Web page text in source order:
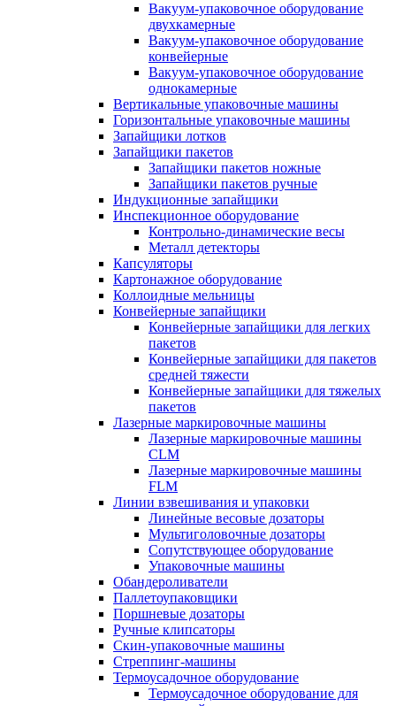
Вакуум-упаковочное оборудование
двухкамерные
Вакуум-упаковочное оборудование
конвейерные
Вакуум-упаковочное оборудование
однокамерные
Вертикальные упаковочные машины
Горизонтальные упаковочные машины
Запайщики лотков
Запайщики пакетов
Запайщики пакетов ножные
Запайщики пакетов ручные
Индукционные запайщики
Инспекционное оборудование
Контрольно-динамические весы
Металл детекторы
Капсуляторы
Картонажное оборудование
Коллоидные мельницы
Конвейерные запайщики
Конвейерные запайщики для легких
пакетов
Конвейерные запайщики для пакетов
средней тяжести
Конвейерные запайщики для тяжелых
пакетов
Лазерные маркировочные машины
Лазерные маркировочные машины
CLM
Лазерные маркировочные машины
FLM
Линии взвешивания и упаковки
Линейные весовые дозаторы
Мультиголовочные дозаторы
Сопутствующее оборудование
Упаковочные машины
Обандероливатели
Паллетоупаковщики
Поршневые дозаторы
Ручные клипсаторы
Скин-упаковочные машины
Стреппинг-машины
Термоусадочное оборудование
Термоусадочное оборудование для